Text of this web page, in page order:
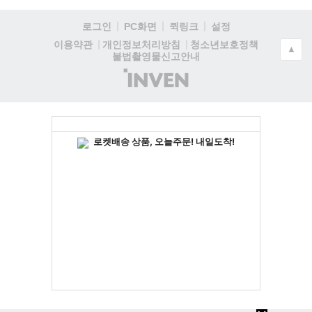
로그인 PC화면 퀵링크
설정
이용약관
개인정보처리방침
청소년보호정책
불법촬영물신고안내
(주)
인
▲